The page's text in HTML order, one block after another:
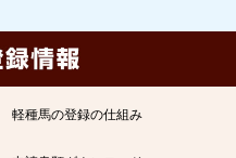
軽種馬の登録の仕組み